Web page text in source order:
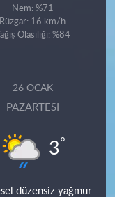
Nem: %71
Rüzgar: 16 km/h
Olasılığı: %84
26 OCAK
PAZARTESI
3°
düzensiz yağmur